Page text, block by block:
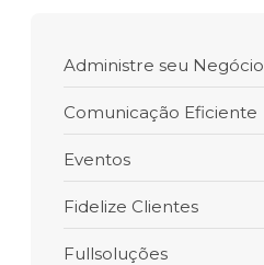
Administre seu Negócio
Comunicação Eficiente
Eventos
Fidelize Clientes
Fullsoluções